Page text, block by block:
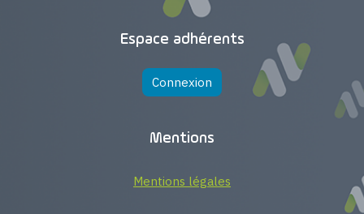
Espace adhérents
Connexion
Mentions
Mentions légales